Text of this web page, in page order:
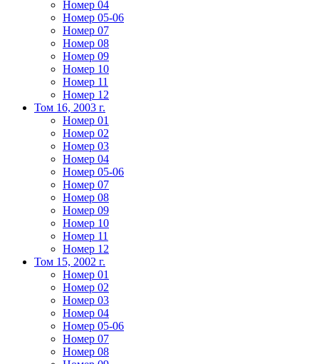
Номер 04
Номер 05-06
Номер 07
Номер 08
Номер 09
Номер 10
Номер 11
Номер 12
Том 16, 2003 г.
Номер 01
Номер 02
Номер 03
Номер 04
Номер 05-06
Номер 07
Номер 08
Номер 09
Номер 10
Номер 11
Номер 12
Том 15, 2002 г.
Номер 01
Номер 02
Номер 03
Номер 04
Номер 05-06
Номер 07
Номер 08